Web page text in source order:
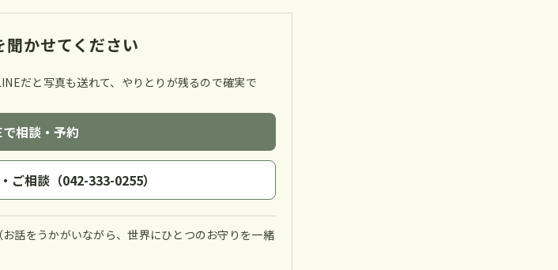
かせてください
だと写真も送れて、やりとりが残るので確実で
で相談・予約
ご相談（042-333-0255）
（お話をうかがいながら、世界にひとつのお守りを一緒